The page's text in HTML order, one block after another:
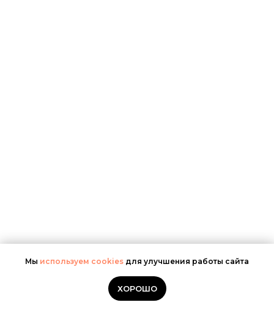
Мы используем cookies для улучшения работы сайта
ХОРОШО